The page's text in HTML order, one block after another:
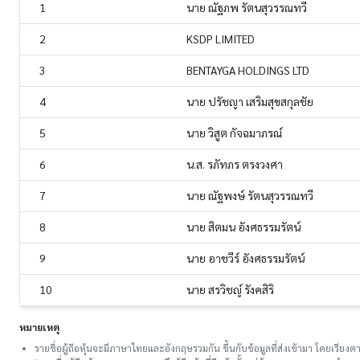
1 นาย ณัฐภพ รัตนสุวรรณทวี
2 KSDP LIMITED
3 BENTAYGA HOLDINGS LTD
4 นาย ปรัชญา เสริมสุขสกุลชัย
5 นาย วิสูต กัจฉมาภรณ์
6 น.ส. รภัทภร ตรงวงศา
7 นาย ณัฐพงษ์ รัตนสุวรรณทวี
8 นาย สิตมน อังศธรรมรัตน์
9 นาย อาชวีร์ อังศธรรมรัตน์
10 นาย สรวิชญ์ รังคสิริ
หมายเหตุ
รายชื่อผู้ถือหุ้นจะมีภาษาไทยและอังกฤษรวมกัน ขึ้นกับข้อมูลที่ส่งเข้ามา โดยเรียงต